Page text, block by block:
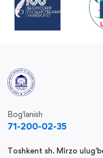
Bog'lanish
71-200-02-35
Toshkent sh. Mirzo